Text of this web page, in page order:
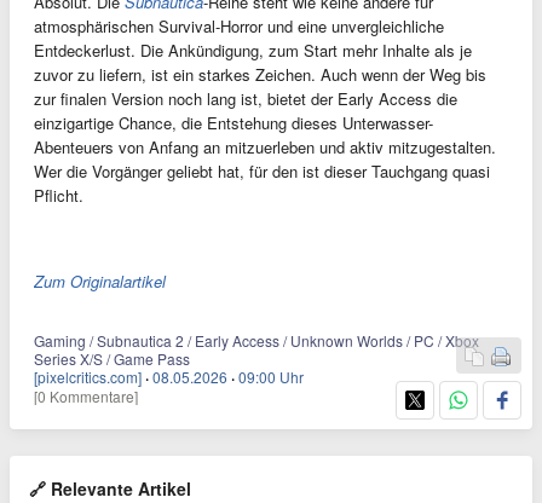
atmosphärischen Survival-Horror und eine unvergleichliche
Entdeckerlust. Die Ankündigung, zum Start mehr Inhalte als je
zuvor zu liefern, ist ein starkes Zeichen. Auch wenn der Weg bis
zur finalen Version noch lang ist, bietet der Early Access die
einzigartige Chance, die Entstehung dieses Unterwasser-
Abenteuers von Anfang an mitzuerleben und aktiv mitzugestalten.
Wer die Vorgänger geliebt hat, für den ist dieser Tauchgang quasi
Pflicht.
Zum Originalartikel
Gaming / Subnautica 2 / Early Access / Unknown Worlds / PC / Xbox
Series X/S / Game Pass
[pixelcritics.com] ·08.05.2026 ·09:00 Uhr
[0 Kommentare]
🔗 Relevante Artikel